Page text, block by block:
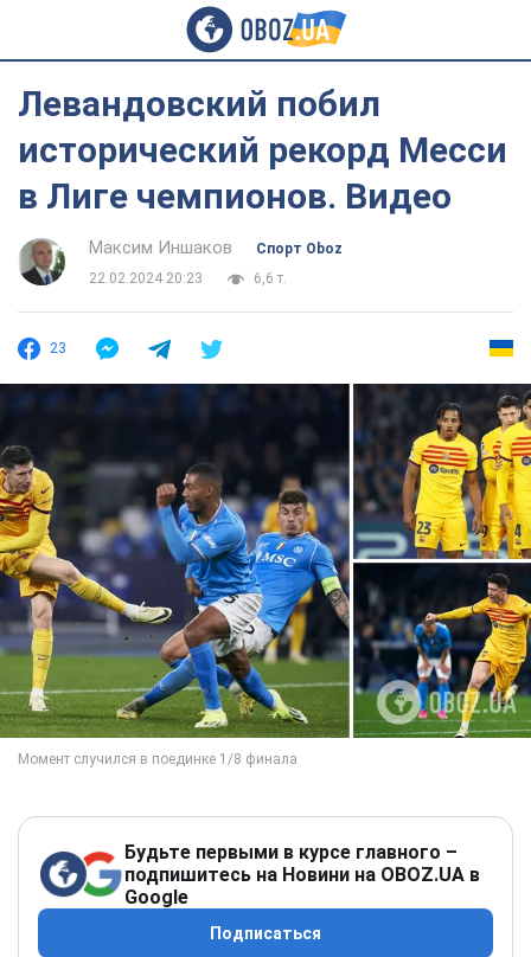
Левандовский побил
исторический рекорд Месси
в Лиге чемпионов. Видео
Максим Иншаков
Спорт Oboz
22.02.2024 20:23
6,6 т.
23
Будьте первыми в курсе главного –
подпишитесь на Новини на OBOZ.UA в
Google
Подписаться